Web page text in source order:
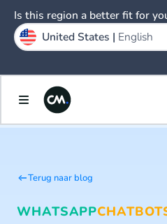
Terug naar blog
WHATSAPP
Is this region a better fit for
United States | English